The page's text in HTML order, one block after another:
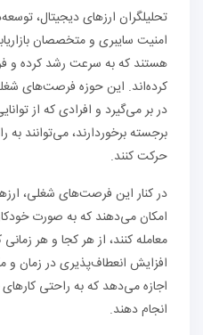
تحلیلگران ارزهای دیجیتال،
امنیت سایبری و متخصصان
هستند که به سرعت رشد کرده و
کرده‌اند. این حوزه فرصت‌های
در بر می‌گیرد و افرادی که از
برجسته برخوردارند، می‌توانند
حرکت کنند.
در کنار این فرصت‌های شغلی،
امکان می‌دهند که به صورت
معامله کنند، از هر کجا و هر
افزایش انعطاف‌پذیری در زمان و
اجازه می‌دهد که به راحتی
انجام دهند.